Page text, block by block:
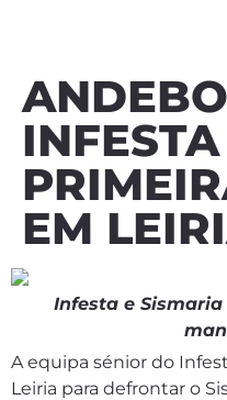
EM
Infesta e
A equipa sénior do
Leiria para defrontar o